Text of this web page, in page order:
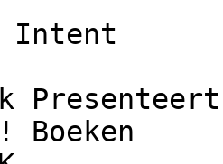
Intent
Boeken